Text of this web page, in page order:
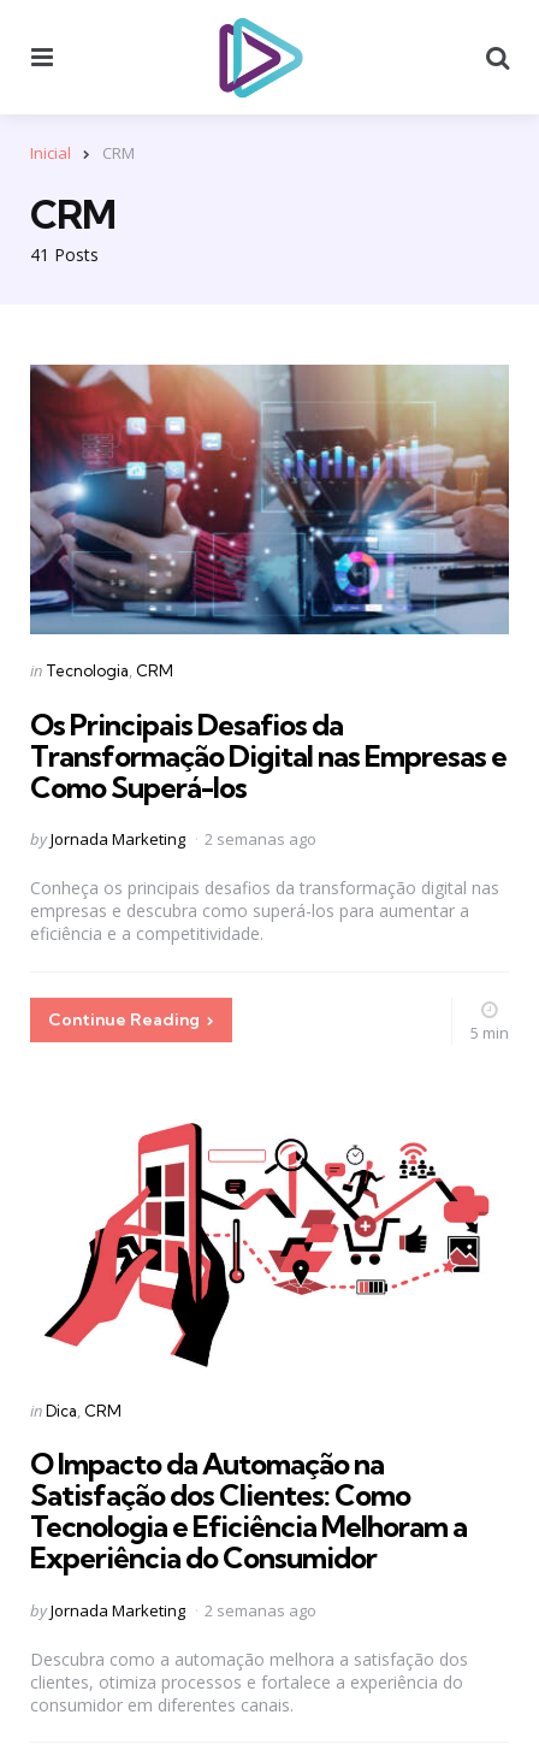
Inicial CRM
41 Posts
CRM
Categories
Posted
in Tecnologia CRM
Os Principais Desafios da
Transformação Digital nas Empresas e
Como Superá-los
Posted
byJornada Marketing 2 semanas ago
Conheça os principais desafios da transformação digital nas
empresas e descubra como superá-los para aumentar a
eficiência e a competitividade.
Continue Reading
5 min
Categories
Posted
inDica CRM
O Impacto da Automação na
Satisfação dos Clientes: Como
Tecnologia e Eficiência Melhoram a
Experiência do Consumidor
Posted
byJornada Marketing 2 semanas ago
Descubra como a automação melhora a satisfação dos
clientes, otimiza processos e fortalece a experiência do
consumidor em diferentes canais.